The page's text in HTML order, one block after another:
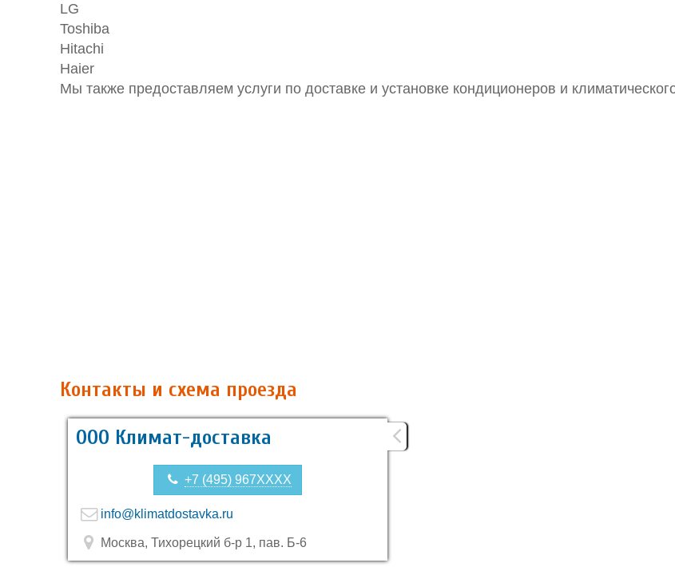
LG
Toshiba
Hitachi
Haier
Мы также предоставляем услуги по доставке и установке кондиционеров и
Контакты и схема проезда
ООО Климат-доставка
+7 (495) 967XXXX
info@klimatdostavka.ru
Москва, Тихорецкий б-р 1, пав. Б-6